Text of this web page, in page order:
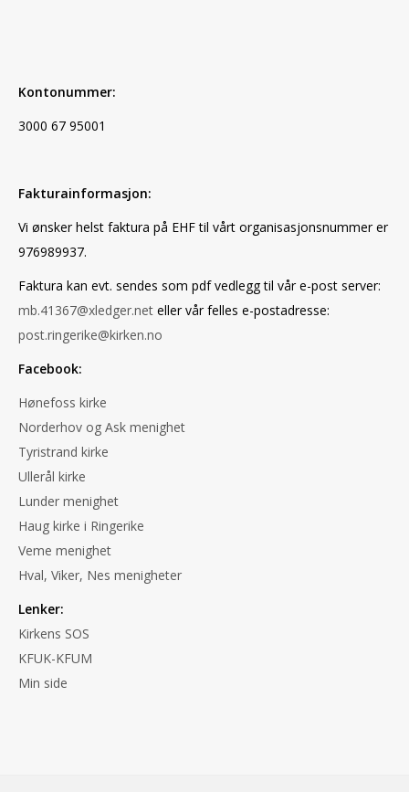
Kontonummer:
3000 67 95001
Fakturainformasjon:
Vi ønsker helst faktura på EHF til vårt organisasjonsnummer er
976989937.
Faktura kan evt. sendes som pdf vedlegg til vår e-post server:
mb.41367@xledger.net eller vår felles e-postadresse:
post.ringerike@kirken.no
Facebook:
Hønefoss kirke
Norderhov og Ask menighet
Tyristrand kirke
Ullerål kirke
Lunder menighet
Haug kirke i Ringerike
Veme menighet
Hval, Viker, Nes menigheter
Lenker:
Kirkens SOS
KFUK-KFUM
Min side